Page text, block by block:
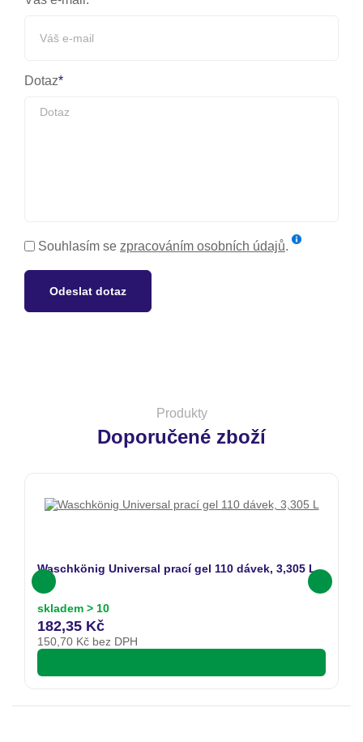
Dotaz
Souhlasím se zpracováním osobních údajů.
Odeslat dotaz
Produkty
Doporučené zboží
Waschkönig Universal prací gel 110 dávek, 3,305 L
skladem > 10
182,35 Kč
150,70 Kč bez DPH